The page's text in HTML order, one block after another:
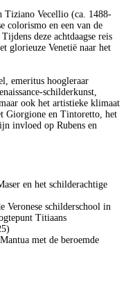
Tiziano Vecellio (ca. 1488-
colorismo en een van de
deze achtdaagse reis
glorieuze Venetië naar het
emeritus hoogleraar
schilderkunst,
ook het artistieke klimaat
Giorgione en Tintoretto, het
invloed op Rubens en
en het schilderachtige
Veronese schilderschool in
Titiaans
met de beroemde